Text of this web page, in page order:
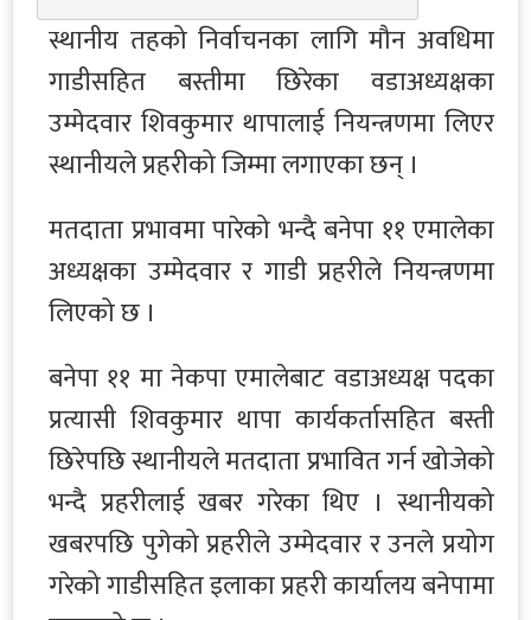
स्थानीय तहको निर्वाचनका लागि मौन अवधिमा
गाडीसहित बस्तीमा छिरेका वडाअध्यक्षका
उम्मेदवार शिवकुमार थापालाई नियन्त्रणमा लिएर
स्थानीयले प्रहरीको जिम्मा लगाएका छन् ।
मतदाता प्रभावमा पारेको भन्दै बनेपा ११ एमालेका
अध्यक्षका उम्मेदवार र गाडी प्रहरीले नियन्त्रणमा
लिएको छ ।
बनेपा ११ मा नेकपा एमालेबाट वडाअध्यक्ष पदका
प्रत्यासी शिवकुमार थापा कार्यकर्तासहित बस्ती
छिरेपछि स्थानीयले मतदाता प्रभावित गर्न खोजेको
भन्दै प्रहरीलाई खबर गरेका थिए । स्थानीयको
खबरपछि पुगेको प्रहरीले उम्मेदवार र उनले प्रयोग
गरेको गाडीसहित इलाका प्रहरी कार्यालय बनेपामा